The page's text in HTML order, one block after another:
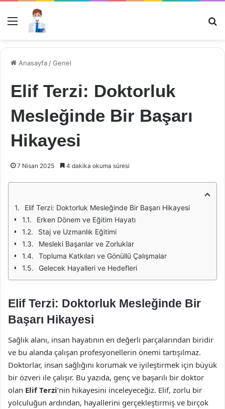
Menü
Anasayfa /Genel
Elif Terzi: Doktorluk
Mesleğinde Bir Başarı
Hikayesi
7 Nisan 2025 4 dakika okuma süresi
Elif Terzi: Doktorluk Mesleğinde Bir Başarı Hikayesi
Erken Dönem ve Eğitim Hayatı
Staj ve Uzmanlık Eğitimi
Mesleki Başarılar ve Zorluklar
Topluma Katkıları ve Gönüllü Çalışmalar
Gelecek Hayalleri ve Hedefleri
Elif Terzi: Doktorluk Mesleğinde Bir
Başarı Hikayesi
Sağlık alanı, insan hayatının en değerli parçalarından biridir
ve bu alanda çalışan profesyonellerin önemi tartışılmaz.
Doktorlar, insan sağlığını korumak ve iyileştirmek için büyük
bir özveri ile çalışır. Bu yazıda, genç ve başarılı bir doktor
olan Elif Terzi‘nin hikayesini inceleyeceğiz. Elif, zorlu bir
yolculuğun ardından, hayallerini gerçekleştirmiş ve birçok